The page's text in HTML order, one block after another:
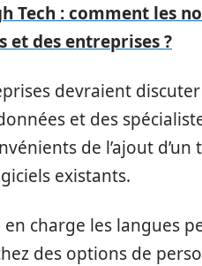
Tech : comment les
des entreprises ?
devraient
et des
de l’ajout
existants.
charge les langues
des options de